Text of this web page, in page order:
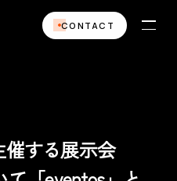
CONTACT
する展示会